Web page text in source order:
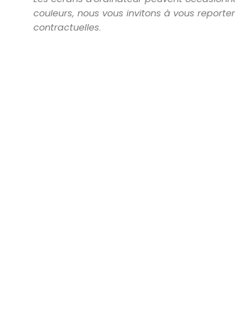
couleurs, nous vous invitons à vous
contractuelles.